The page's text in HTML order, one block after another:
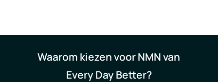
Waarom kiezen voor NMN van
Every Day Better?